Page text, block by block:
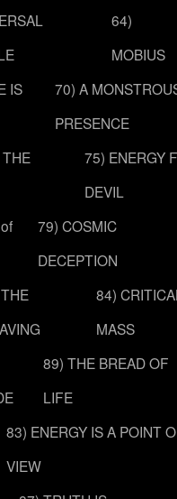
64)
MOBIUS
IS
70) A
PRESENCE
75) ENERGY
DEVIL
79) COSMIC
DECEPTION
84)
MASS
89) THE BREAD OF
LIFE
83) ENERGY IS A POINT
VIEW